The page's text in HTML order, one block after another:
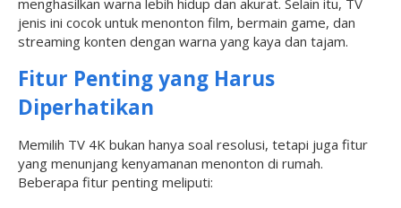
jenis ini cocok untuk menonton film, bermain game, dan
streaming konten dengan warna yang kaya dan tajam.
Fitur Penting yang Harus
Diperhatikan
Memilih TV 4K bukan hanya soal resolusi, tetapi juga fitur
yang menunjang kenyamanan menonton di rumah.
Beberapa fitur penting meliputi: